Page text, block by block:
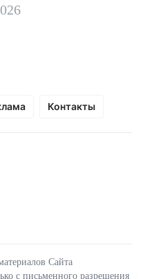
Контакты
Сайта
с письменного разрешения